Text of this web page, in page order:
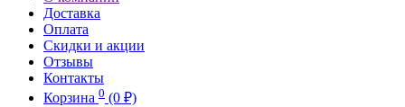
Доставка
Оплата
Скидки и акции
Отзывы
Контакты
Корзина 0 (0 ₽)